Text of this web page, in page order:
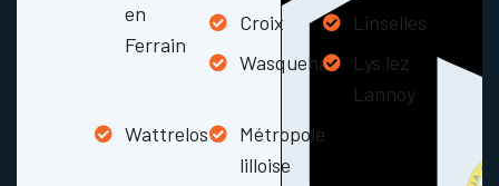
en
Ferrain
Croix
Linselles
Wasquehal
Lys lez
Lannoy
Wattrelos
Métropole
lilloise